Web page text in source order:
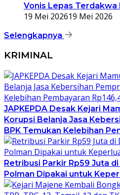
Vonis Lepas Terdakwa
19 Mei 202619 Mei 2026
Selengkapnya
KRIMINAL
JAPKEPDA Desak Kejari
Korupsi Belanja Jasa
BPK Temukan Kelebihan
Retribusi Parkir Rp59 Juta
Polman Dipakai untuk